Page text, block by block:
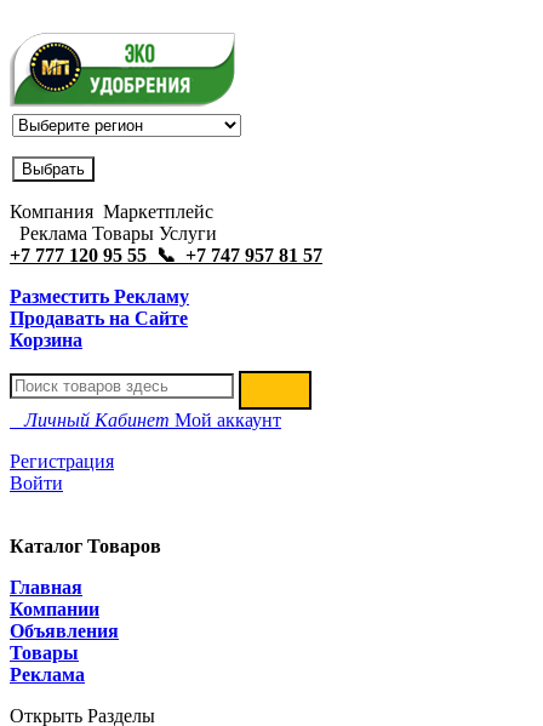
Компания Маркетплейс
Реклама Товары Услуги
+7 777 120 95 55 📞 +7 747 957 81 57
Разместить Рекламу
Продавать на Сайте
Корзина
Личный Кабинет Мой аккаунт
Регистрация
Войти
Каталог Товаров
Главная
Компании
Объявления
Товары
Реклама
Открыть Разделы